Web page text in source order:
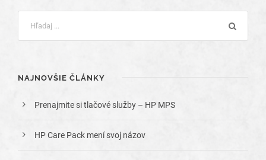
NAJNOVŠIE ČLÁNKY
Prenajmite si tlačové služby – HP MPS
HP Care Pack mení svoj názov